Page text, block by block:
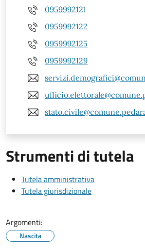
0959992121
0959992122
0959992125
0959992129
Strumenti di tutela
Tutela amministrativa
Tutela giurisdizionale
Argomenti:
Nascita